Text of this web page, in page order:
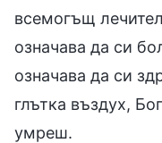
всемогъщ
означава да си
означава да си
глътка въздух,
умреш.